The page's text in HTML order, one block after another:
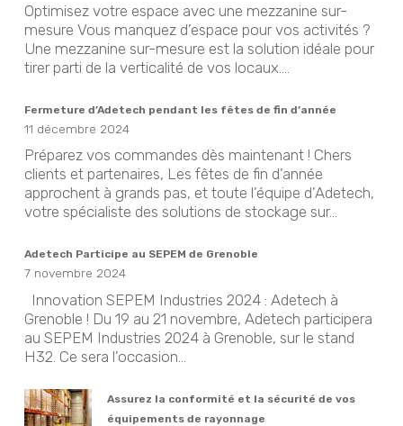
Optimisez votre espace avec une mezzanine sur-
mesure Vous manquez d’espace pour vos activités ?
Une mezzanine sur-mesure est la solution idéale pour
tirer parti de la verticalité de vos locaux....
Fermeture d’Adetech pendant les fêtes de fin d’année
11 décembre 2024
Préparez vos commandes dès maintenant ! Chers
clients et partenaires, Les fêtes de fin d’année
approchent à grands pas, et toute l’équipe d’Adetech,
votre spécialiste des solutions de stockage sur...
Adetech Participe au SEPEM de Grenoble
7 novembre 2024
Innovation SEPEM Industries 2024 : Adetech à
Grenoble ! Du 19 au 21 novembre, Adetech participera
au SEPEM Industries 2024 à Grenoble, sur le stand
H32. Ce sera l’occasion...
Assurez la conformité et la sécurité de vos
équipements de rayonnage